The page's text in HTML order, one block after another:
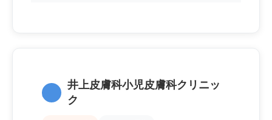
3.
井上皮膚科小児皮膚科クリニッ
ク